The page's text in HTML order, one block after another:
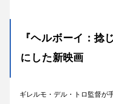
『ヘルボーイ：捻
にした新映画
ギレルモ・デル・トロ監督が